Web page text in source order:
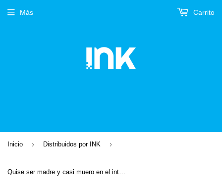
Más Carrito
Inicio › Distribuidos por INK ›
Quise ser madre y casi muero en el intento